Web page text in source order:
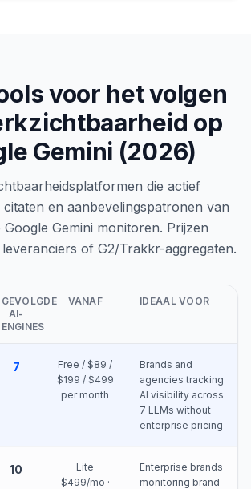
voor het volgen
op
Gemini (2026)
die actief
en aanbevelingspatronen van
Gemini monitoren. Prijzen
of G2/Trakkr-aggregaten.
GEVOLGDE
AI-
ENGINES
VANAF IDEAAL VOOR
7
Free / $89 /
$199 / $499
per month
Brands and
agencies tracking
AI visibility across
7 LLMs without
enterprise pricing
10
Lite
$499/mo ·
Enterprise brands
monitoring brand